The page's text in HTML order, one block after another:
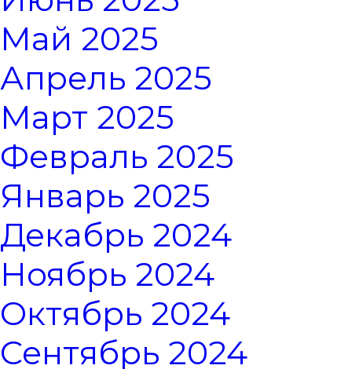
Май 2025
Апрель 2025
Март 2025
Февраль 2025
Январь 2025
Декабрь 2024
Ноябрь 2024
Октябрь 2024
Сентябрь 2024